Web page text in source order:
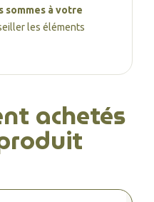
sommes à votre
les éléments
achetés